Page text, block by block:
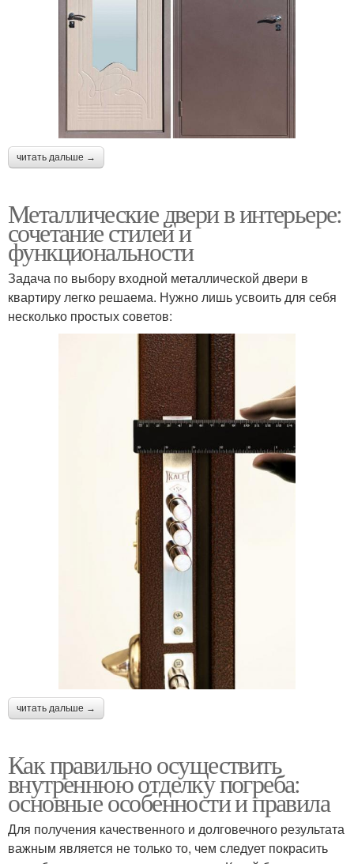
читать дальше →
Металлические двери в интерьере:
сочетание стилей и
функциональности
Задача по выбору входной металлической двери в
квартиру легко решаема. Нужно лишь усвоить для себя
несколько простых советов:
читать дальше →
Как правильно осуществить
внутреннюю отделку погреба:
основные особенности и правила
Для получения качественного и долговечного результата
важным является не только то, чем следует покрасить